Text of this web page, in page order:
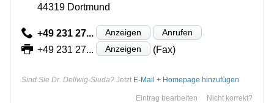
44319 Dortmund
+49 231 27... Anzeigen Anrufen
+49 231 27... Anzeigen (Fax)
Sind Sie Dr. Dellwig-Siuda? Jetzt E-Mail + Homepage hinzufügen
Nicht korrekt?
Eintrag bearbeiten